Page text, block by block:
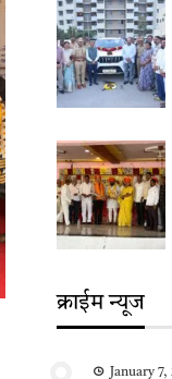
क्राईम न्यूज
January 7,